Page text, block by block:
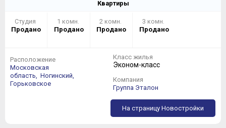
Квартиры
Студия
Продано
1 комн.
Продано
2 комн.
Продано
3 комн.
Продано
Расположение
Московская
область,
Ногинский,
Горьковское
Класс жилья
Эконом-класс
Компания
Группа Эталон
На страницу Новостройки